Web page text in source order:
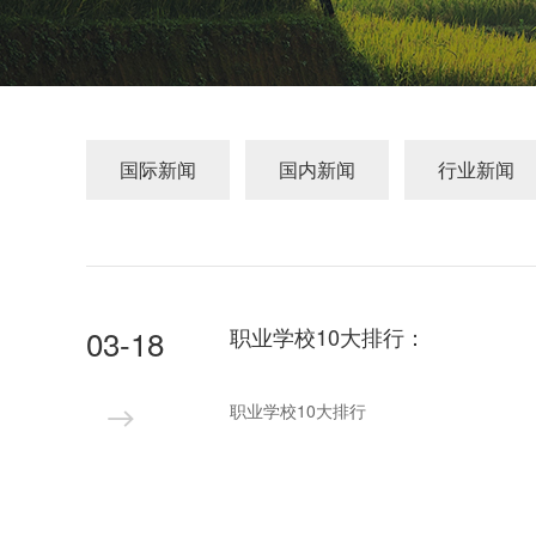
国际新闻 国内新闻 行业新闻
03-18 职业学校10大排行：
职业学校10大排行